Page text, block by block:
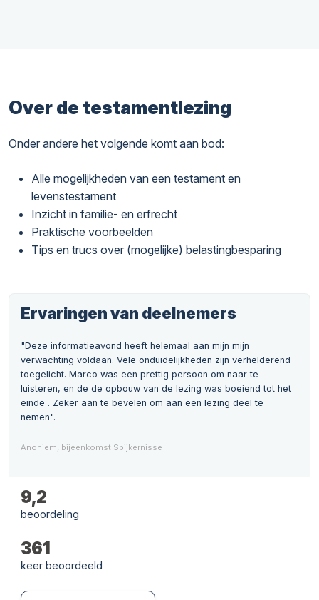
Over de testamentlezing
Onder andere het volgende komt aan bod:
Alle mogelijkheden van een testament en
levenstestament
Inzicht in familie- en erfrecht
Praktische voorbeelden
Tips en trucs over (mogelijke) belastingbesparing
Ervaringen van deelnemers
"Deze informatieavond heeft helemaal aan mijn mijn
verwachting voldaan. Vele onduidelijkheden zijn verhelderend
toegelicht. Marco was een prettig persoon om naar te
luisteren, en de de opbouw van de lezing was boeiend tot het
einde . Zeker aan te bevelen om aan een lezing deel te
nemen".
Anoniem, bijeenkomst Spijkernisse
9,2
beoordeling
361
keer beoordeeld